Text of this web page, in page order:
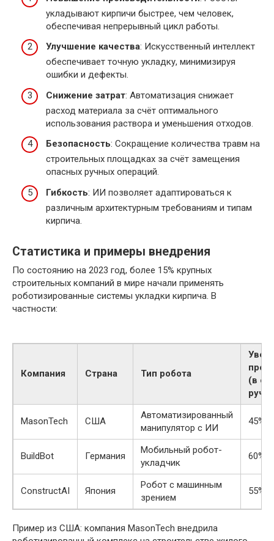
укладывают кирпичи быстрее, чем человек,
обеспечивая непрерывный цикл работы.
Улучшение качества: Искусственный интеллект
обеспечивает точную укладку, минимизируя
ошибки и дефекты.
Снижение затрат: Автоматизация снижает
расход материала за счёт оптимального
использования раствора и уменьшения отходов.
Безопасность: Сокращение количества травм на
строительных площадках за счёт замещения
опасных ручных операций.
Гибкость: ИИ позволяет адаптироваться к
различным архитектурным требованиям и типам
кирпича.
Статистика и примеры внедрения
По состоянию на 2023 год, более 15% крупных
строительных компаний в мире начали применять
роботизированные системы укладки кирпича. В
частности:
Компания Страна Тип робота
(в
MasonTech США
Автоматизированный
манипулятор с ИИ
45%
BuildBot Германия
Мобильный робот-
укладчик
60%
ConstructAI Япония
Робот с машинным
зрением
55%
Пример из США: компания MasonTech внедрила